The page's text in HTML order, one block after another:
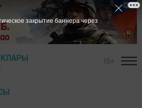
закрытие баннера через